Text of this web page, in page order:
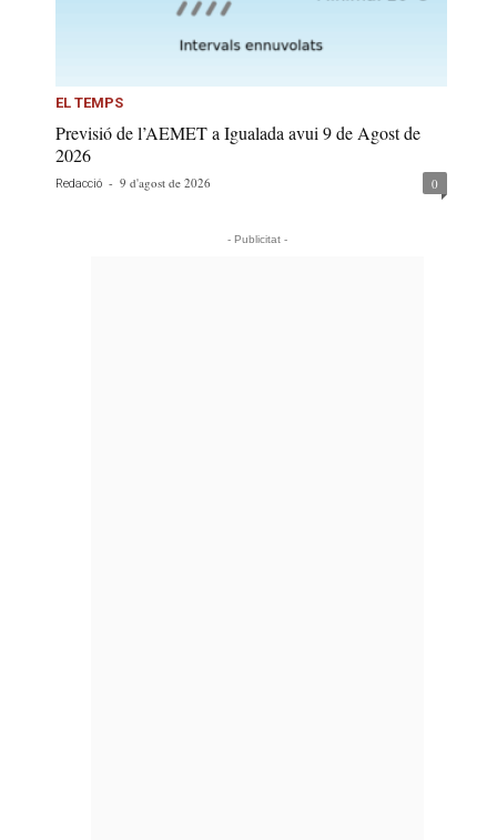
EL TEMPS
Previsió de l’AEMET a Igualada avui 9 de Agost de
2026
Redacció - 9 d'agost de 2026 0
- Publicitat -